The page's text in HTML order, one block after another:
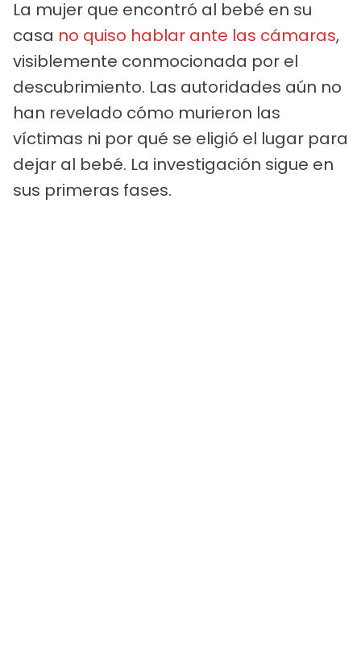
La mujer que encontró al bebé en su
casa no quiso hablar ante las cámaras,
visiblemente conmocionada por el
descubrimiento. Las autoridades aún no
han revelado cómo murieron las
víctimas ni por qué se eligió el lugar para
dejar al bebé. La investigación sigue en
sus primeras fases.